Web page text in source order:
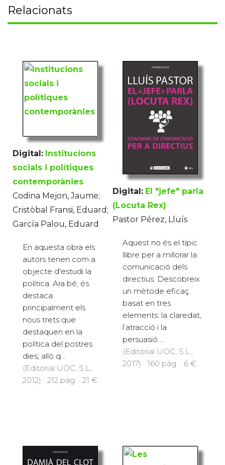
Relacionats
Digital: Institucions
socials i polítiques
contemporànies
Codina Mejon, Jaume;
Cristòbal Fransi, Eduard;
García Palou, Eduard
En aquesta obra els
autors tenen com a
objecte d'estudi la
política. Ara bé, és
destaca
principalment els
nous trets que
destaquen en la
política del postres
dies; allò q...
(Editorial UOC, S.L.,
2012) · 212 pàg. · 21 €
Digital: El "jefe" parla
(Locuta Rex)
Pastor Pérez, Lluís
Aquest no és el típic
llibre per a millorar la
comunicació dels
directius. Descobreix
un mètode eficaç
basat en tres
elements: la claredat,
l’atracció i la
persuasió....
(Editorial UOC, S.L.,
2017) · 160 pàg. · 6 €